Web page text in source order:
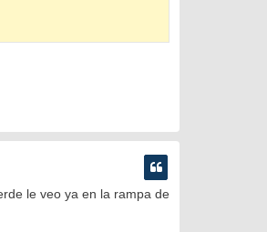
le veo ya en la rampa de